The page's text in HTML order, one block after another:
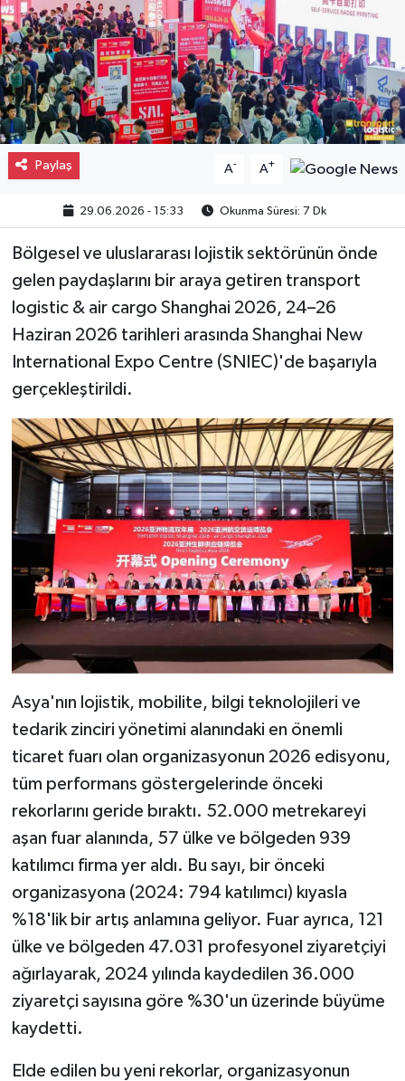
Paylaş A- A+
29.06.2026 - 15:33 Okunma Süresi: 7 Dk
Bölgesel ve uluslararası lojistik sektörünün önde
gelen paydaşlarını bir araya getiren transport
logistic & air cargo Shanghai 2026, 24–26
Haziran 2026 tarihleri arasında Shanghai New
International Expo Centre (SNIEC)'de başarıyla
gerçekleştirildi.
Asya'nın lojistik, mobilite, bilgi teknolojileri ve
tedarik zinciri yönetimi alanındaki en önemli
ticaret fuarı olan organizasyonun 2026 edisyonu,
tüm performans göstergelerinde önceki
rekorlarını geride bıraktı. 52.000 metrekareyi
aşan fuar alanında, 57 ülke ve bölgeden 939
katılımcı firma yer aldı. Bu sayı, bir önceki
organizasyona (2024: 794 katılımcı) kıyasla
%18'lik bir artış anlamına geliyor. Fuar ayrıca, 121
ülke ve bölgeden 47.031 profesyonel ziyaretçiyi
ağırlayarak, 2024 yılında kaydedilen 36.000
ziyaretçi sayısına göre %30'un üzerinde büyüme
kaydetti.
Elde edilen bu yeni rekorlar, organizasyonun